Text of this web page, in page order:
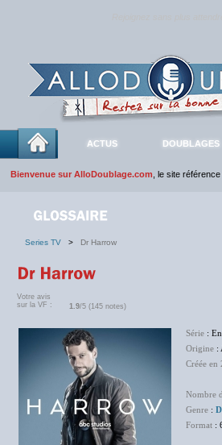
ACTUS DOUBLAGES
Bienvenue sur AlloDoublage.com , le site
Series TV > Dr Harrow
Votre avis
sur la VF :
1.9/5 (145 notes)
Série :
Origine :
Créée en
Nombre
Genre :
Format :